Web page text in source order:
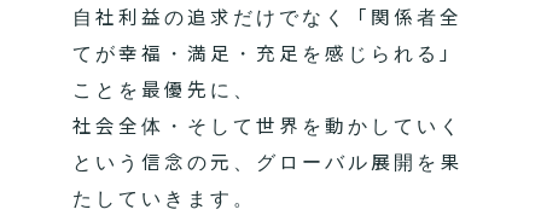
自社利益の追求だけでなく「関係者全
てが幸福・満足・充足を感じられる」
ことを最優先に、
社会全体・そして世界を動かしていく
という信念の元、グローバル展開を果
たしていきます。